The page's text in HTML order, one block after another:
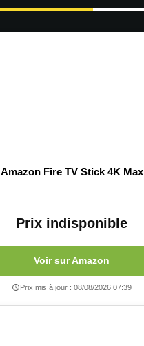
Amazon Fire TV Stick 4K Max
Prix indisponible
Voir sur Amazon
Prix mis à jour : 08/08/2026 07:39